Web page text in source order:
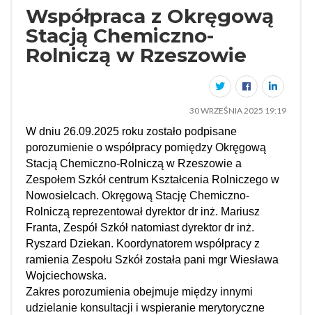
Współpraca z Okręgową
Stacją Chemiczno-
Rolniczą w Rzeszowie
30 WRZEŚNIA 2025 19:19
W dniu 26.09.2025 roku zostało podpisane
porozumienie o współpracy pomiędzy Okręgową
Stacją Chemiczno-Rolniczą w Rzeszowie a
Zespołem Szkół centrum Kształcenia Rolniczego w
Nowosielcach. Okręgową Stację Chemiczno-
Rolniczą reprezentował dyrektor dr inż. Mariusz
Franta, Zespół Szkół natomiast dyrektor dr inż.
Ryszard Dziekan. Koordynatorem współpracy z
ramienia Zespołu Szkół została pani mgr Wiesława
Wojciechowska.
Zakres porozumienia obejmuje między innymi
udzielanie konsultacji i wspieranie merytoryczne